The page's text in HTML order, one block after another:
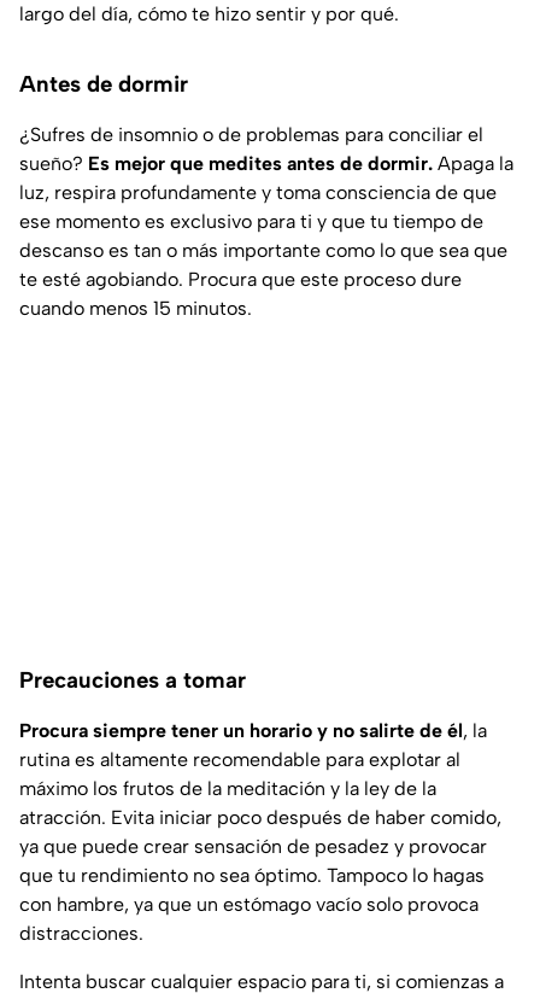
largo del día, cómo te hizo sentir y por qué.
Antes de dormir
¿Sufres de insomnio o de problemas para conciliar el
sueño? Es mejor que medites antes de dormir. Apaga la
luz, respira profundamente y toma consciencia de que
ese momento es exclusivo para ti y que tu tiempo de
descanso es tan o más importante como lo que sea que
te esté agobiando. Procura que este proceso dure
cuando menos 15 minutos.
Precauciones a tomar
Procura siempre tener un horario y no salirte de él, la
rutina es altamente recomendable para explotar al
máximo los frutos de la meditación y la ley de la
atracción. Evita iniciar poco después de haber comido,
ya que puede crear sensación de pesadez y provocar
que tu rendimiento no sea óptimo. Tampoco lo hagas
con hambre, ya que un estómago vacío solo provoca
distracciones.
Intenta buscar cualquier espacio para ti, si comienzas a